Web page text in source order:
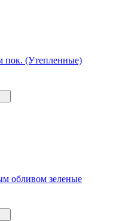
пок. (Утепленные)
обливом зеленые